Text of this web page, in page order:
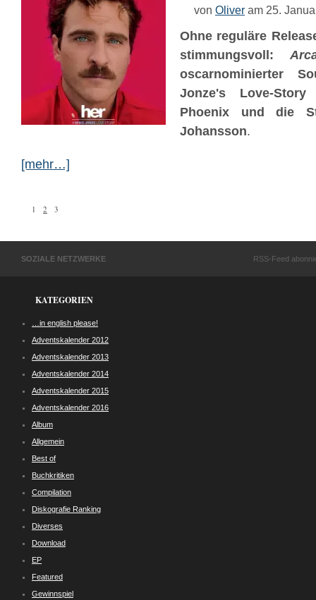
von Oliver am 25.
Ohne reguläre
stimmungsvoll:
oscarnominierter
Jonze's Love-
Phoenix und die
Johansson.
[mehr…]
1 2 3
SOZIALE NETZWERKE RSS-Feed
KATEGORIEN
…in english please!
Adventskalender 2012
Adventskalender 2013
Adventskalender 2014
Adventskalender 2015
Adventskalender 2016
Album
Allgemein
Best of
Buchkritiken
Compilation
Diskografie Ranking
Diverses
Download
EP
Featured
Gewinnspiel